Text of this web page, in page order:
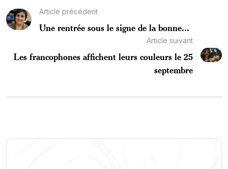
Article précédent
Une rentrée sous le signe de la bonne...
Article suivant
Les francophones affichent leurs couleurs le 25
septembre